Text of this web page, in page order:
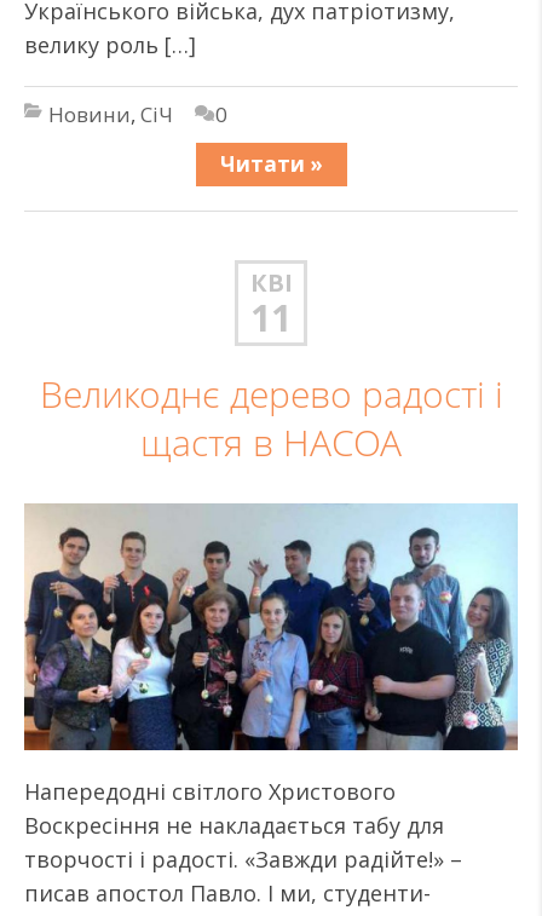
Українського війська, дух патріотизму,
велику роль […]
Новини, СіЧ
0
Читати »
КВІ
11
Великоднє дерево радості і
щастя в НАСОА
Напередодні світлого Христового
Воскресіння не накладається табу для
творчості і радості. «Завжди радійте!» –
писав апостол Павло. І ми, студенти-